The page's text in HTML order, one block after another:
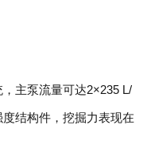
主泵流量可达2×235 L/
结构件，挖掘力表现在